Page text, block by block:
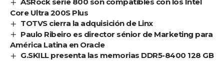
Core Ultra 200S Plus
TOTVS cierra la adquisición de Linx
Paulo Ribeiro es director sénior de Marketing para
América Latina en Oracle
G.SKILL presenta las memorias DDR5-8400 128 GB